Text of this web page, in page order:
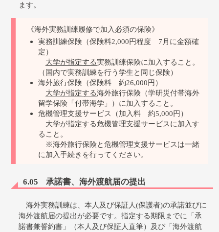
ます。
《海外実務訓練履修で加入必須の保険》
実務訓練保険（保険料2,000円程度 7月に金額確
定）
大学が指定する実務訓練保険に加入すること。
（国内で実務訓練を行う学生と同じ保険）
海外旅行保険（保険料 約26,000円）
大学が指定する海外旅行保険（学研災付帯海外
留学保険「付帯海学」）に加入すること。
危機管理支援サービス（加入料 約5,000円）
大学が指定する危機管理支援サービスに加入す
ること。
※海外旅行保険と危機管理支援サービスは一緒
に加入手続きを行ってください。
6.05 承諾書、海外渡航届の提出
海外実務訓練は、本人及び保証人(保護者)の承諾並びに
海外渡航届の提出が必要です。指定する期限までに「承
諾書兼誓約書」（本人及び保証人直筆）及び「海外渡航